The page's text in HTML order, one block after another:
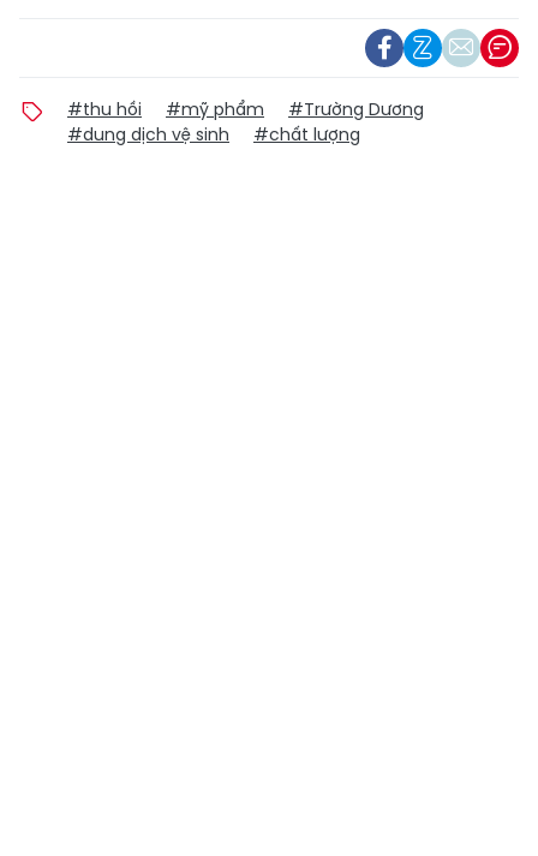
#thu hồi #mỹ phẩm
#Trường Dương
#dung dịch vệ sinh
#chất lượng